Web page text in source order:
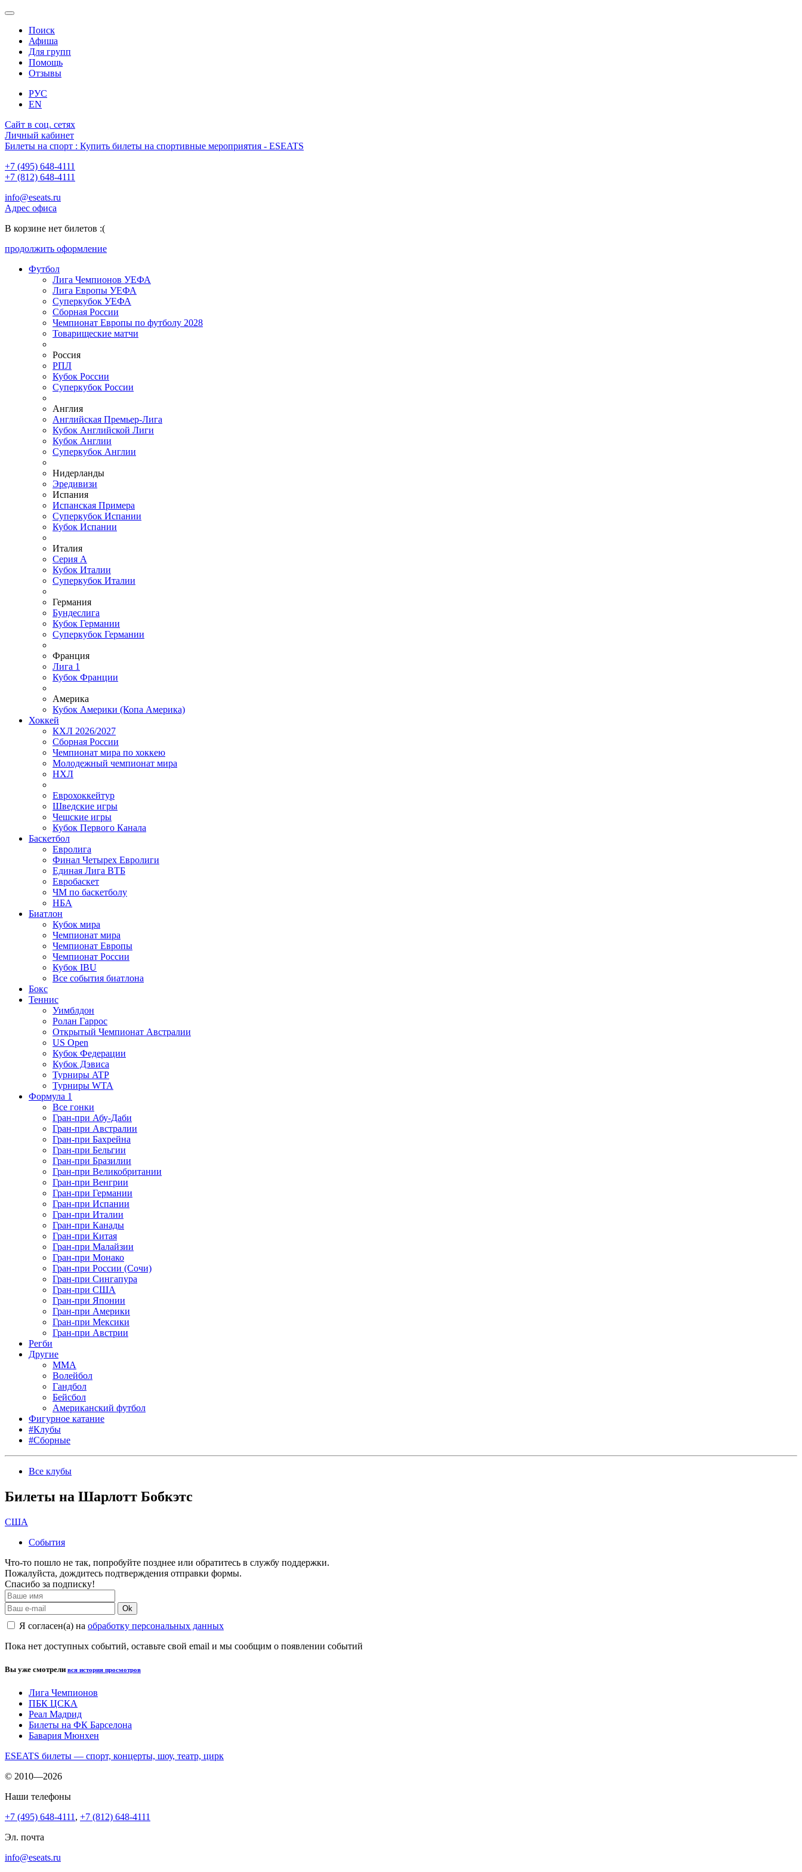
Поиск
Афиша
Для групп
Помощь
Отзывы
РУС
EN
Сайт в соц. сетях
Личный кабинет
Билеты на спорт : Купить билеты на спортивные мероприятия - ESEATS
+7 (495) 648-4111
+7 (812) 648-4111
info@eseats.ru
Адрес офиса
В корзине нет билетов :(
продолжить оформление
Футбол
Лига Чемпионов УЕФА
Лига Европы УЕФА
Суперкубок УЕФА
Сборная России
Чемпионат Европы по футболу 2028
Товарищеские матчи
Россия
РПЛ
Кубок России
Суперкубок России
Англия
Английская Премьер-Лига
Кубок Английской Лиги
Кубок Англии
Суперкубок Англии
Нидерланды
Эредивизи
Испания
Испанская Примера
Суперкубок Испании
Кубок Испании
Италия
Серия А
Кубок Италии
Суперкубок Италии
Германия
Бундеслига
Кубок Германии
Суперкубок Германии
Франция
Лига 1
Кубок Франции
Америка
Кубок Америки (Копа Америка)
Хоккей
КХЛ 2026/2027
Сборная России
Чемпионат мира по хоккею
Молодежный чемпионат мира
НХЛ
Еврохоккейтур
Шведские игры
Чешские игры
Кубок Первого Канала
Баскетбол
Евролига
Финал Четырех Евролиги
Единая Лига ВТБ
Евробаскет
ЧМ по баскетболу
НБА
Биатлон
Кубок мира
Чемпионат мира
Чемпионат Европы
Чемпионат России
Кубок IBU
Все события биатлона
Бокс
Теннис
Уимблдон
Ролан Гаррос
Открытый Чемпионат Австралии
US Open
Кубок Федерации
Кубок Дэвиса
Турниры ATP
Турниры WTA
Формула 1
Все гонки
Гран-при Абу-Даби
Гран-при Австралии
Гран-при Бахрейна
Гран-при Бельгии
Гран-при Бразилии
Гран-при Великобритании
Гран-при Венгрии
Гран-при Германии
Гран-при Испании
Гран-при Италии
Гран-при Канады
Гран-при Китая
Гран-при Малайзии
Гран-при Монако
Гран-при России (Сочи)
Гран-при Сингапура
Гран-при США
Гран-при Японии
Гран-при Америки
Гран-при Мексики
Гран-при Австрии
Регби
Другие
MMA
Волейбол
Гандбол
Бейсбол
Американский футбол
Фигурное катание
#Клубы
#Сборные
Все клубы
Билеты на Шарлотт Бобкэтс
США
События
Что-то пошло не так, попробуйте позднее или обратитесь в службу поддержки.
Пожалуйста, дождитесь подтверждения отправки формы.
Спасибо за подписку!
Ok
Я согласен(а) на обработку персональных данных
Пока нет доступных событий, оставьте свой email и мы сообщим о появлении событий
Вы уже смотрели вся история просмотров
Лига Чемпионов
ПБК ЦСКА
Реал Мадрид
Билеты на ФК Барселона
Бавария Мюнхен
ESEATS билеты — спорт, концерты, шоу, театр, цирк
© 2010—2026
Наши телефоны
+7 (495) 648-4111 , +7 (812) 648-4111
Эл. почта
info@eseats.ru